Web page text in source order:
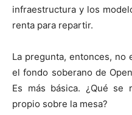
infraestructura y los
renta para repartir.
La pregunta, entonces, no
el fondo soberano de
Es más básica. ¿Qué se
propio sobre la mesa?